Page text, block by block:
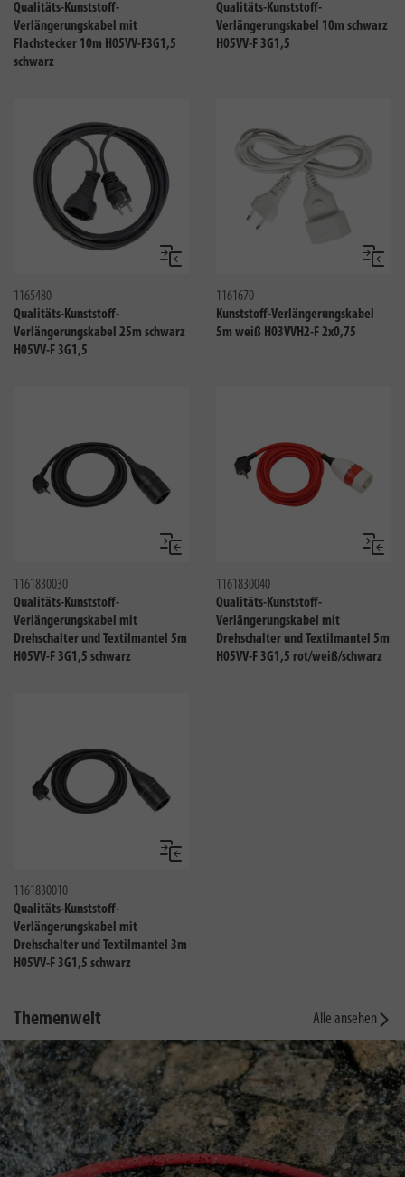
Qualitäts-Kunststoff-
Verlängerungskabel mit
Flachstecker 10m H05VV-F3G1,5
schwarz
Qualitäts-Kunststoff-
Verlängerungskabel 10m schwarz
H05VV-F 3G1,5
Vergleichen
1165480
Qualitäts-Kunststoff-
Verlängerungskabel 25m schwarz
H05VV-F 3G1,5
1161670
Kunststoff-Verlängerungskabel
5m weiß H03VVH2-F 2x0,75
Vergleichen
1161830030
Qualitäts-Kunststoff-
Verlängerungskabel mit
Drehschalter und Textilmantel 5m
H05VV-F 3G1,5 schwarz
1161830040
Qualitäts-Kunststoff-
Verlängerungskabel mit
Drehschalter und Textilmantel 5m
H05VV-F 3G1,5 rot/weiß/schwarz
Vergleichen
1161830010
Qualitäts-Kunststoff-
Verlängerungskabel mit
Drehschalter und Textilmantel 3m
H05VV-F 3G1,5 schwarz
Themenwelt Alle ansehen